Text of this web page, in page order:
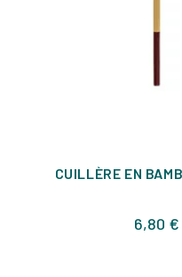
CUILLÈRE EN
6,80 €